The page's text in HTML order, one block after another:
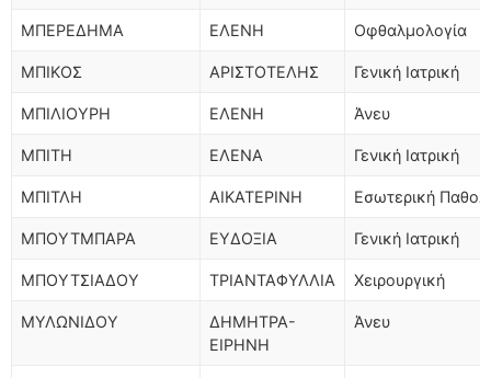
ΜΠΕΡΕΔΗΜΑ ΕΛΕΝΗ Οφθαλμολογία
ΜΠΙΚΟΣ ΑΡΙΣΤΟΤΕΛΗΣ Γενική Ιατρική
ΜΠΙΛΙΟΥΡΗ ΕΛΕΝΗ Άνευ
ΜΠΙΤΗ ΕΛΕΝΑ Γενική Ιατρική
ΜΠΙΤΛΗ ΑΙΚΑΤΕΡΙΝΗ Εσωτερική
ΜΠΟΥΤΜΠΑΡΑ ΕΥΔΟΞΙΑ Γενική Ιατρική
ΜΠΟΥΤΣΙΑΔΟΥ ΤΡΙΑΝΤΑΦΥΛΛΙΑ Χειρουργική
ΜΥΛΩΝΙΔΟΥ
ΔΗΜΗΤΡΑ-
ΕΙΡΗΝΗ
Άνευ